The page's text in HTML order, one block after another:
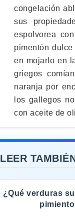
congelación
sus
espolvorea
pimentón
en mojarlo en
griegos
naranja por
los gallegos
con aceite de
LEER
¿Qué verduras